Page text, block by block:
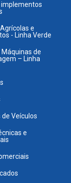
e
- Linha Verde
de
– Linha
de Veículos
e